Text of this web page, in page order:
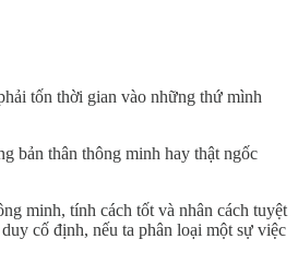
tốn thời gian vào những thứ mình
bản thân thông minh hay thật ngốc
minh, tính cách tốt và nhân cách tuyệt
cố định, nếu ta phân loại một sự việc